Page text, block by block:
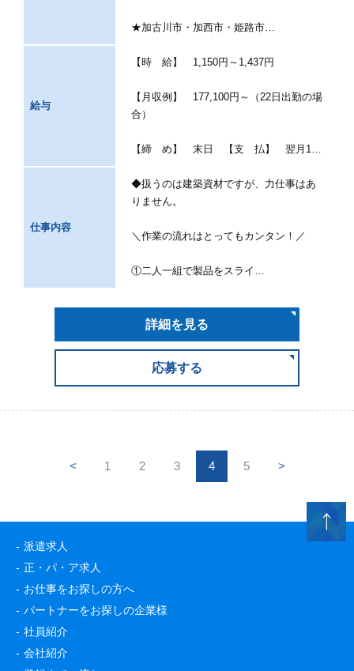
★加古川市・加西市・姫路市…
給与
【時 給】 1,150円～1,437円
【月収例】 177,100円～（22日出勤の場
合）
【締 め】 末日 【支 払】 翌月1…
仕事内容
◆扱うのは建築資材ですが、力仕事はあ
りません。
＼作業の流れはとってもカンタン！／
①二人一組で製品をスライ…
詳細を見る
応募する
< 1 2 3 4 5 >
派遣求人
正・パ・ア求人
お仕事をお探しの方へ
パートナーをお探しの企業様
社員紹介
会社紹介